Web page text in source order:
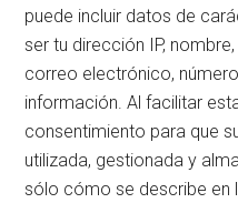
puede incluir datos de
ser tu dirección IP,
correo electrónico,
información. Al facilitar
consentimiento para que
utilizada, gestionada y
sólo cómo se describe